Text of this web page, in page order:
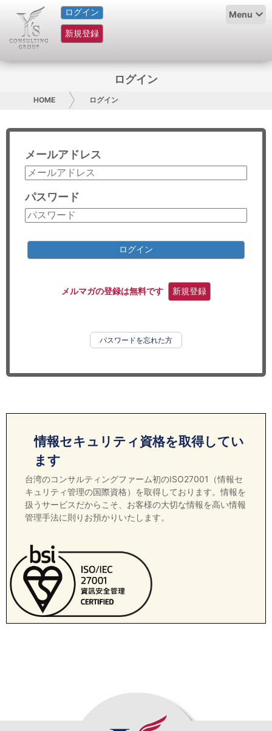
ログイン
新規登録
Menu
HOME
サービス紹介
グループ概要
採用情報
お問い合わせ
コンサルティング
リサーチ
ログイン
HOME ログイン
メールアドレス
パスワード
ログイン
メルマガの登録は無料です 新規登録
パスワードを忘れた方
情報セキュリティ資格を取得してい
ます
台湾のコンサルティングファーム初のISO27001（情報セ
キュリティ管理の国際資格）を取得しております。情報を
扱うサービスだからこそ、お客様の大切な情報を高い情報
管理手法に則りお預かりいたします。